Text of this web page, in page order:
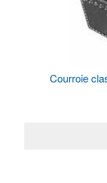
Courroie